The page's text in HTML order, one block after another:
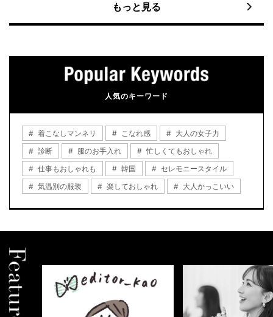
もっと見る
人気のキーワード
着こなしマンネリ こなれ感
大人の女子力
診断
服のお手入れ
忙しくてもおしゃれ
仕事もおしゃれも
韓国
セレモニースタイル
気温別の服装
楽しておしゃれ 大人かっこいい